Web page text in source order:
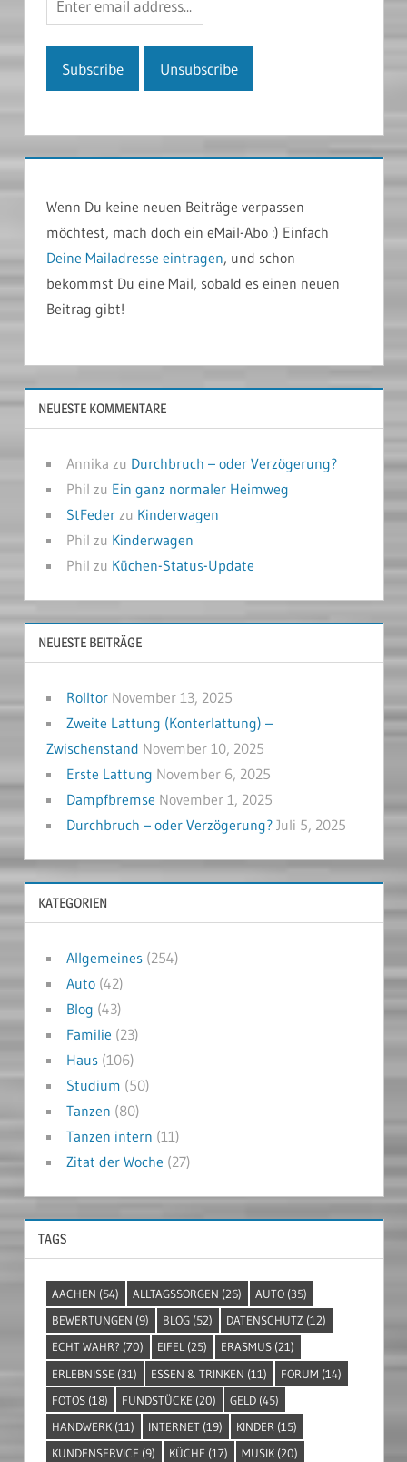
Wenn Du keine neuen Beiträge verpassen
möchtest, mach doch ein eMail-Abo :) Einfach
Deine Mailadresse eintragen, und schon
bekommst Du eine Mail, sobald es einen neuen
Beitrag gibt!
NEUESTE KOMMENTARE
Annika zu Durchbruch – oder Verzögerung?
Phil zu Ein ganz normaler Heimweg
StFederzu Kinderwagen
Phil zu Kinderwagen
Phil zu Küchen-Status-Update
NEUESTE BEITRÄGE
Rolltor November 13, 2025
Zweite Lattung (Konterlattung) –
Zwischenstand November 10, 2025
Erste Lattung November 6, 2025
Dampfbremse November 1, 2025
Durchbruch – oder Verzögerung? Juli 5, 2025
KATEGORIEN
Allgemeines(254)
Auto(42)
Blog (43)
Familie (23)
Haus(106)
Studium (50)
Tanzen (80)
Tanzen intern (11)
Zitat der Woche (27)
TAGS
AACHEN (54) ALLTAGSSORGEN (26) AUTO (35)
BEWERTUNGEN (9) BLOG (52) DATENSCHUTZ (12)
ECHT WAHR? (70) EIFEL (25) ERASMUS (21)
ERLEBNISSE (31) ESSEN & TRINKEN (11) FORUM (14)
FOTOS (18) FUNDSTÜCKE (20) GELD (45)
HANDWERK (11) INTERNET (19) KINDER (15)
KUNDENSERVICE (9) KÜCHE (17) MUSIK (20)